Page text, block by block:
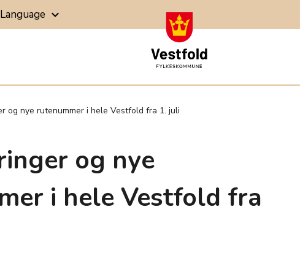
Language keyboard_arrow_down
og nye rutenummer i hele Vestfold fra 1. juli
og nye
i hele Vestfold fra